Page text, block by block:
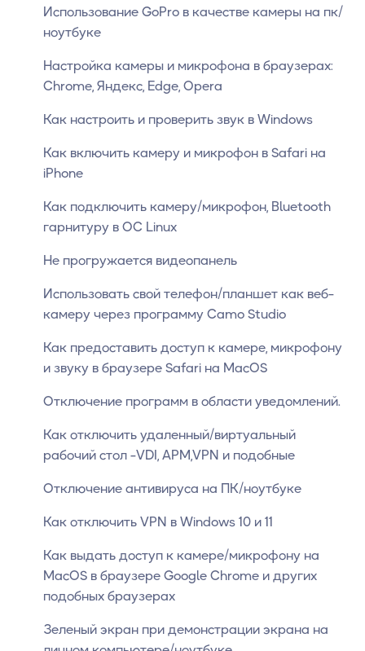
Использование GoPro в качестве камеры на пк/
ноутбуке
Настройка камеры и микрофона в браузерах:
Chrome, Яндекс, Edge, Opera
Как настроить и проверить звук в Windows
Как включить камеру и микрофон в Safari на
iPhone
Как подключить камеру/микрофон, Bluetooth
гарнитуру в ОС Linux
Не прогружается видеопанель
Использовать свой телефон/планшет как веб-
камеру через программу Camo Studio
Как предоставить доступ к камере, микрофону
и звуку в браузере Safari на MacOS
Отключение программ в области уведомлений.
Как отключить удаленный/виртуальный
рабочий стол -VDI, АРМ,VPN и подобные
Отключение антивируса на ПК/ноутбуке
Как отключить VPN в Windows 10 и 11
Как выдать доступ к камере/микрофону на
MacOS в браузере Google Chrome и других
подобных браузерах
Зеленый экран при демонстрации экрана на